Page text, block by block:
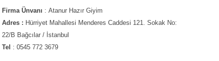
Firma Ünvanı : Atanur Hazır Giyim
Adres : Hürriyet Mahallesi Menderes Caddesi 121. Sokak No:
22/B Bağcılar / İstanbul
Tel : 0545 772 3679